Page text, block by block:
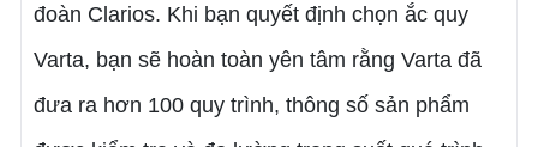
đoàn Clarios. Khi bạn quyết định chọn ắc quy
Varta, bạn sẽ hoàn toàn yên tâm rằng Varta đã
đưa ra hơn 100 quy trình, thông số sản phẩm